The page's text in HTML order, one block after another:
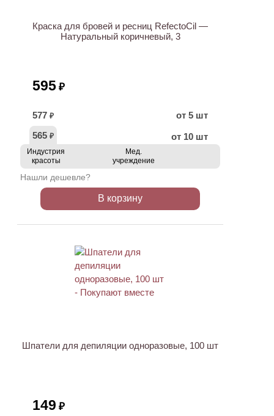
Краска для бровей и ресниц RefectoCil —
Натуральный коричневый, 3
595 ₽
577 ₽
от 5 шт
565 ₽ от 10 шт
Индустрия
красоты
Мед.
учреждение
Нашли дешевле?
В корзину
Шпатели для депиляции одноразовые, 100 шт
149 ₽